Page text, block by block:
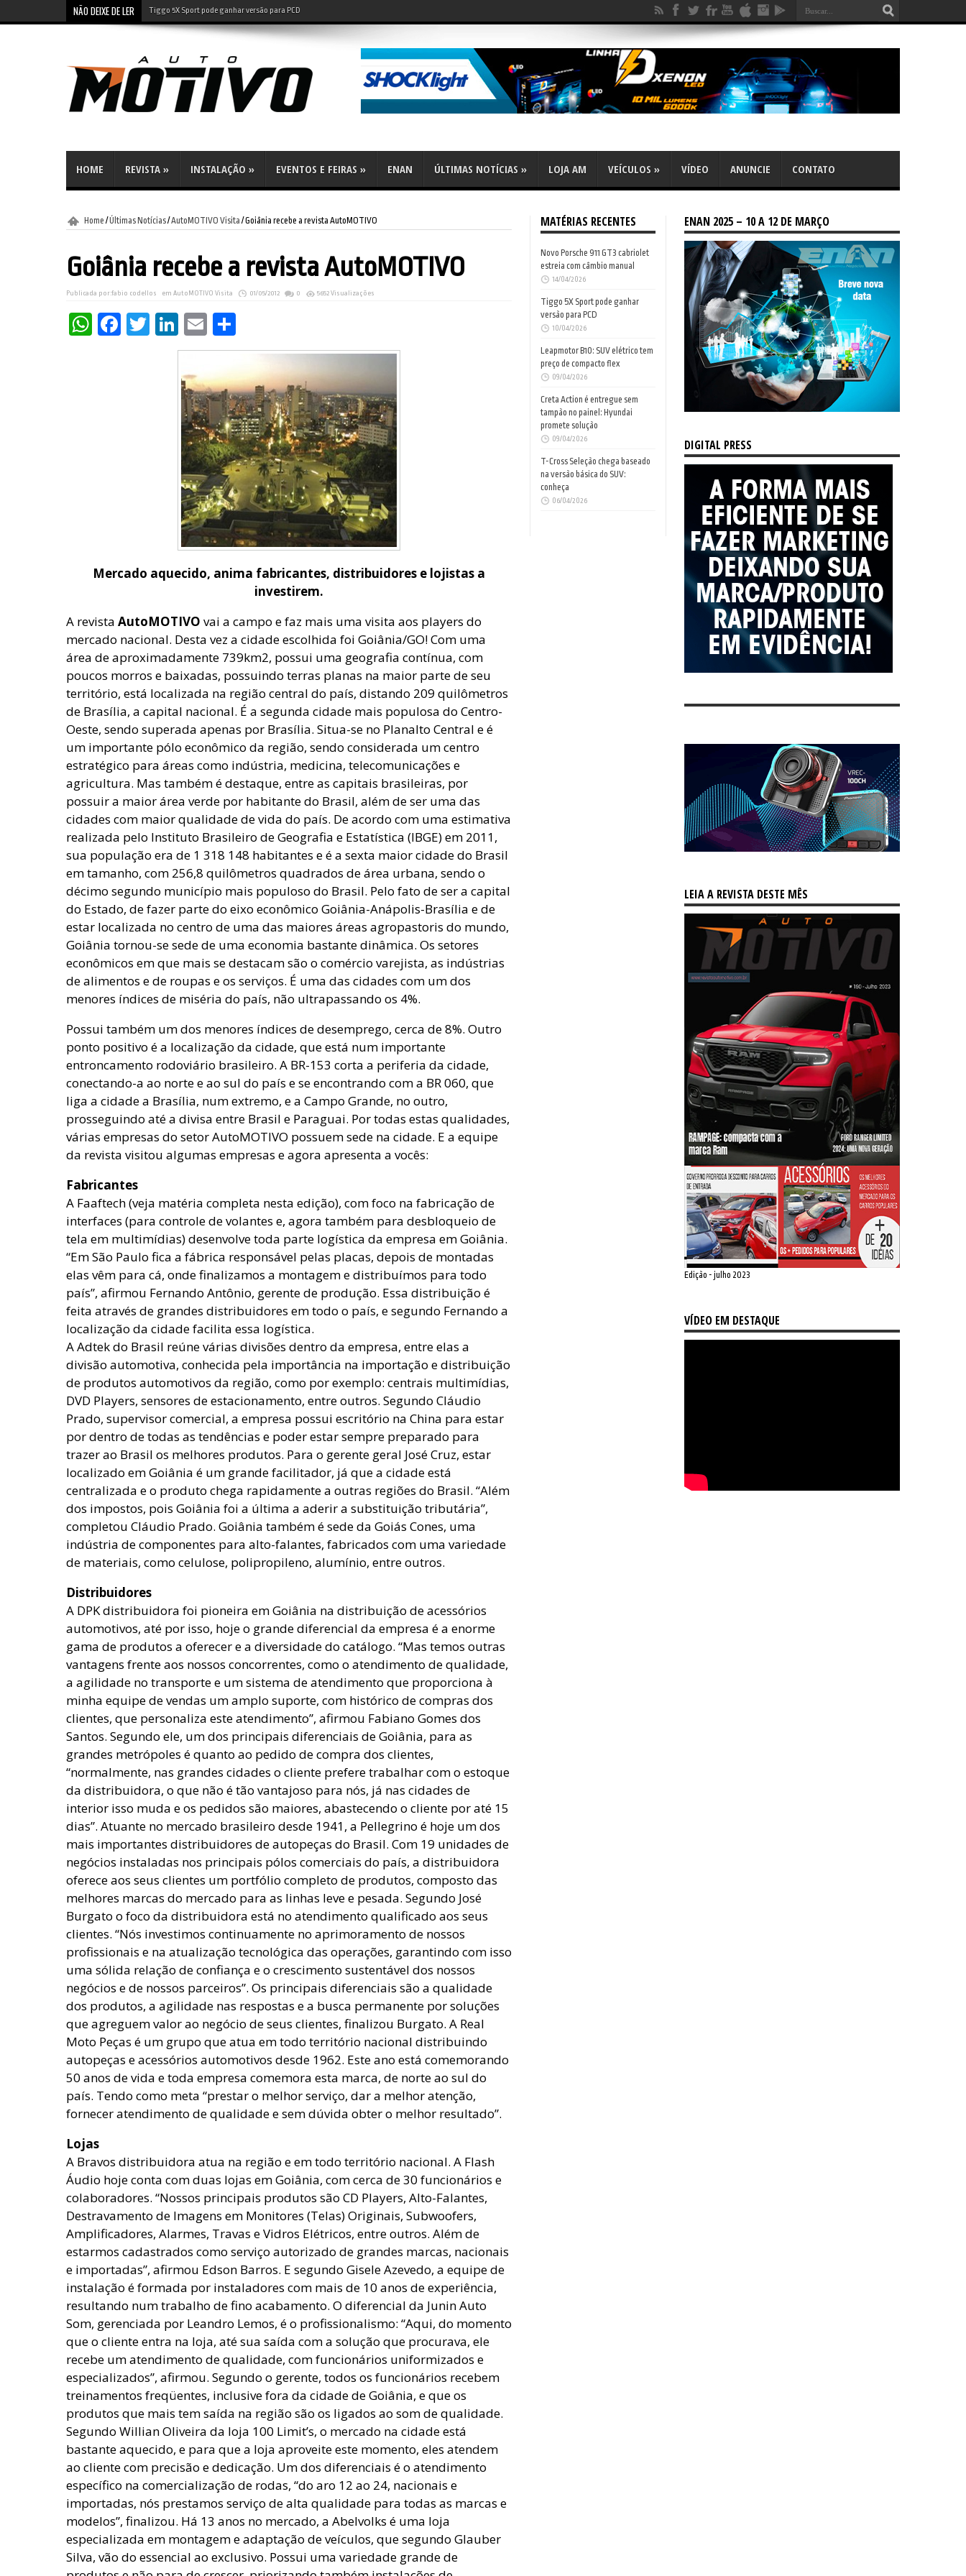
NÃO DEIXE DE LER Leapmotor B10: SUV elétrico tem preço de compacto flex
HOME REVISTA » INSTALAÇÃO » EVENTOS E FEIRAS » ENAN ÚLTIMAS NOTÍCIAS » LOJA AM VEÍCULOS » VÍDEO ANUNCIE CONTATO
Home /Últimas Notícias/AutoMOTIVO Visita /Goiânia recebe a revista AutoMOTIVO
Goiânia recebe a revista AutoMOTIVO
Publicada por:fabio codellos em AutoMOTIVO Visita 01/05/2012 0 5652 Visualizações
WhatsApp
Facebook
Twitter
LinkedIn
Email
Mercado aquecido, anima fabricantes, distribuidores e lojistas a
investirem.
A revista AutoMOTIVO vai a campo e faz mais uma visita aos players do
mercado nacional. Desta vez a cidade escolhida foi Goiânia/GO! Com uma
área de aproximadamente 739km2, possui uma geografia contínua, com
poucos morros e baixadas, possuindo terras planas na maior parte de seu
território, está localizada na região central do país, distando 209 quilômetros
de Brasília, a capital nacional. É a segunda cidade mais populosa do Centro-
Oeste, sendo superada apenas por Brasília. Situa-se no Planalto Central e é
um importante pólo econômico da região, sendo considerada um centro
estratégico para áreas como indústria, medicina, telecomunicações e
agricultura. Mas também é destaque, entre as capitais brasileiras, por
possuir a maior área verde por habitante do Brasil, além de ser uma das
cidades com maior qualidade de vida do país. De acordo com uma estimativa
realizada pelo Instituto Brasileiro de Geografia e Estatística (IBGE) em 2011,
sua população era de 1 318 148 habitantes e é a sexta maior cidade do Brasil
em tamanho, com 256,8 quilômetros quadrados de área urbana, sendo o
décimo segundo município mais populoso do Brasil. Pelo fato de ser a capital
do Estado, de fazer parte do eixo econômico Goiânia-Anápolis-Brasília e de
estar localizada no centro de uma das maiores áreas agropastoris do mundo,
Goiânia tornou-se sede de uma economia bastante dinâmica. Os setores
econômicos em que mais se destacam são o comércio varejista, as indústrias
de alimentos e de roupas e os serviços. É uma das cidades com um dos
menores índices de miséria do país, não ultrapassando os 4%.
Possui também um dos menores índices de desemprego, cerca de 8%. Outro
ponto positivo é a localização da cidade, que está num importante
entroncamento rodoviário brasileiro. A BR-153 corta a periferia da cidade,
conectando-a ao norte e ao sul do país e se encontrando com a BR 060, que
liga a cidade a Brasília, num extremo, e a Campo Grande, no outro,
prosseguindo até a divisa entre Brasil e Paraguai. Por todas estas qualidades,
várias empresas do setor AutoMOTIVO possuem sede na cidade. E a equipe
da revista visitou algumas empresas e agora apresenta a vocês:
Fabricantes
A Faaftech (veja matéria completa nesta edição), com foco na fabricação de
interfaces (para controle de volantes e, agora também para desbloqueio de
tela em multimídias) desenvolve toda parte logística da empresa em Goiânia.
“Em São Paulo fica a fábrica responsável pelas placas, depois de montadas
elas vêm para cá, onde finalizamos a montagem e distribuímos para todo
país”, afirmou Fernando Antônio, gerente de produção. Essa distribuição é
feita através de grandes distribuidores em todo o país, e segundo Fernando a
localização da cidade facilita essa logística.
A Adtek do Brasil reúne várias divisões dentro da empresa, entre elas a
divisão automotiva, conhecida pela importância na importação e distribuição
de produtos automotivos da região, como por exemplo: centrais multimídias,
DVD Players, sensores de estacionamento, entre outros. Segundo Cláudio
Prado, supervisor comercial, a empresa possui escritório na China para estar
por dentro de todas as tendências e poder estar sempre preparado para
trazer ao Brasil os melhores produtos. Para o gerente geral José Cruz, estar
localizado em Goiânia é um grande facilitador, já que a cidade está
centralizada e o produto chega rapidamente a outras regiões do Brasil. “Além
dos impostos, pois Goiânia foi a última a aderir a substituição tributária”,
completou Cláudio Prado. Goiânia também é sede da Goiás Cones, uma
indústria de componentes para alto-falantes, fabricados com uma variedade
de materiais, como celulose, polipropileno, alumínio, entre outros.
Distribuidores
A DPK distribuidora foi pioneira em Goiânia na distribuição de acessórios
automotivos, até por isso, hoje o grande diferencial da empresa é a enorme
gama de produtos a oferecer e a diversidade do catálogo. “Mas temos outras
vantagens frente aos nossos concorrentes, como o atendimento de qualidade,
a agilidade no transporte e um sistema de atendimento que proporciona à
minha equipe de vendas um amplo suporte, com histórico de compras dos
clientes, que personaliza este atendimento”, afirmou Fabiano Gomes dos
Santos. Segundo ele, um dos principais diferenciais de Goiânia, para as
grandes metrópoles é quanto ao pedido de compra dos clientes,
“normalmente, nas grandes cidades o cliente prefere trabalhar com o estoque
da distribuidora, o que não é tão vantajoso para nós, já nas cidades de
interior isso muda e os pedidos são maiores, abastecendo o cliente por até 15
dias”. Atuante no mercado brasileiro desde 1941, a Pellegrino é hoje um dos
mais importantes distribuidores de autopeças do Brasil. Com 19 unidades de
negócios instaladas nos principais pólos comerciais do país, a distribuidora
oferece aos seus clientes um portfólio completo de produtos, composto das
melhores marcas do mercado para as linhas leve e pesada. Segundo José
Burgato o foco da distribuidora está no atendimento qualificado aos seus
clientes. “Nós investimos continuamente no aprimoramento de nossos
profissionais e na atualização tecnológica das operações, garantindo com isso
uma sólida relação de confiança e o crescimento sustentável dos nossos
negócios e de nossos parceiros”. Os principais diferenciais são a qualidade
dos produtos, a agilidade nas respostas e a busca permanente por soluções
que agreguem valor ao negócio de seus clientes, finalizou Burgato. A Real
Moto Peças é um grupo que atua em todo território nacional distribuindo
autopeças e acessórios automotivos desde 1962. Este ano está comemorando
50 anos de vida e toda empresa comemora esta marca, de norte ao sul do
país. Tendo como meta “prestar o melhor serviço, dar a melhor atenção,
fornecer atendimento de qualidade e sem dúvida obter o melhor resultado”.
Lojas
A Bravos distribuidora atua na região e em todo território nacional. A Flash
Áudio hoje conta com duas lojas em Goiânia, com cerca de 30 funcionários e
colaboradores. “Nossos principais produtos são CD Players, Alto-Falantes,
Destravamento de Imagens em Monitores (Telas) Originais, Subwoofers,
Amplificadores, Alarmes, Travas e Vidros Elétricos, entre outros. Além de
estarmos cadastrados como serviço autorizado de grandes marcas, nacionais
e importadas”, afirmou Edson Barros. E segundo Gisele Azevedo, a equipe de
instalação é formada por instaladores com mais de 10 anos de experiência,
resultando num trabalho de fino acabamento. O diferencial da Junin Auto
Som, gerenciada por Leandro Lemos, é o profissionalismo: “Aqui, do momento
que o cliente entra na loja, até sua saída com a solução que procurava, ele
recebe um atendimento de qualidade, com funcionários uniformizados e
especializados”, afirmou. Segundo o gerente, todos os funcionários recebem
treinamentos freqüentes, inclusive fora da cidade de Goiânia, e que os
produtos que mais tem saída na região são os ligados ao som de qualidade.
Segundo Willian Oliveira da loja 100 Limit’s, o mercado na cidade está
bastante aquecido, e para que a loja aproveite este momento, eles atendem
ao cliente com precisão e dedicação. Um dos diferenciais é o atendimento
específico na comercialização de rodas, “do aro 12 ao 24, nacionais e
importadas, nós prestamos serviço de alta qualidade para todas as marcas e
modelos”, finalizou. Há 13 anos no mercado, a Abelvolks é uma loja
especializada em montagem e adaptação de veículos, que segundo Glauber
Silva, vão do essencial ao exclusivo. Possui uma variedade grande de
MATÉRIAS RECENTES
Novo Porsche 911 GT3 cabriolet
estreia com câmbio manual
14/04/2026
Tiggo 5X Sport pode ganhar
versão para PCD
10/04/2026
Leapmotor B10: SUV elétrico tem
preço de compacto flex
09/04/2026
Creta Action é entregue sem
tampão no painel: Hyundai
promete solução
09/04/2026
T-Cross Seleção chega baseado
na versão básica do SUV:
conheça
06/04/2026
ENAN 2025 – 10 A 12 DE MARÇO
DIGITAL PRESS
LEIA A REVISTA DESTE MÊS
Edição - julho 2023
VÍDEO EM DESTAQUE